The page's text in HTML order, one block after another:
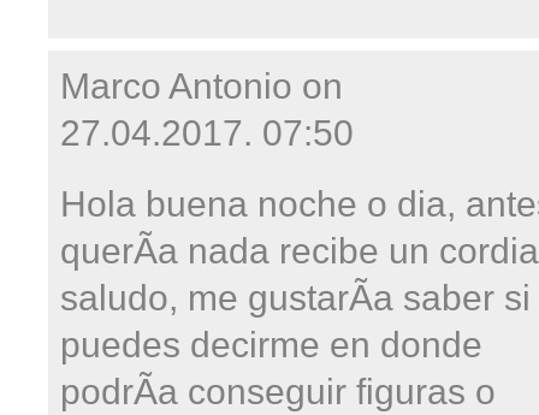
Marco Antonio on
27.04.2017. 07:50
Hola buena noche o dia,
querÃ­a nada recibe un
saludo, me gustarÃ­a saber si
puedes decirme en donde
podrÃ­a conseguir figuras o